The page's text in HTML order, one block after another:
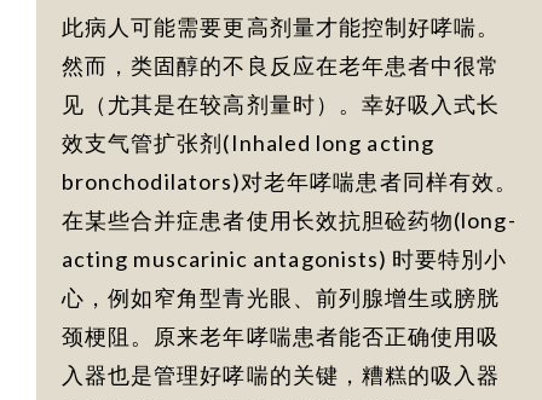
此病人可能需要更高剂量才能控制好哮喘。
然而，类固醇的不良反应在老年患者中很常
见（尤其是在较高剂量时）。幸好吸入式长
效支气管扩张剂(Inhaled long acting
bronchodilators)对老年哮喘患者同样有效。
在某些合并症患者使用长效抗胆硷药物(long-
acting muscarinic antagonists) 时要特別小
心，例如窄角型青光眼、前列腺增生或膀胱
颈梗阻。原来老年哮喘患者能否正确使用吸
入器也是管理好哮喘的关键，糟糕的吸入器